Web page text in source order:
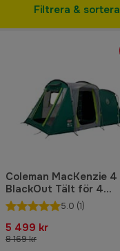
Filtrera & sortera
Coleman MacKenzie 4
BlackOut Tält för 4
personer
5.0 (1)
5 499 kr
8 169 kr